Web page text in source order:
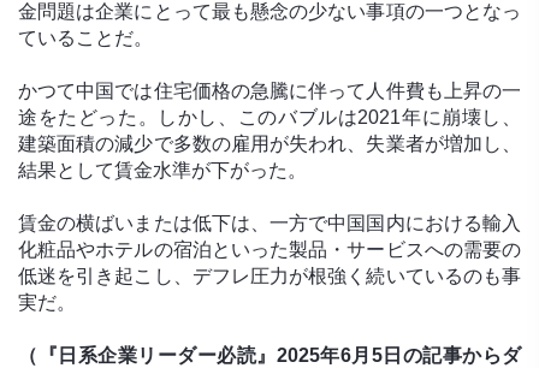
金問題は企業にとって最も懸念の少ない事項の一つとなっ
ていることだ。
かつて中国では住宅価格の急騰に伴って人件費も上昇の一
途をたどった。しかし、このバブルは2021年に崩壊し、
建築面積の減少で多数の雇用が失われ、失業者が増加し、
結果として賃金水準が下がった。
賃金の横ばいまたは低下は、一方で中国国内における輸入
化粧品やホテルの宿泊といった製品・サービスへの需要の
低迷を引き起こし、デフレ圧力が根強く続いているのも事
実だ。
（『日系企業リーダー必読』2025年6月5日の記事からダ